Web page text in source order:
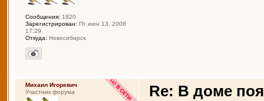
Сообщения: 1820
Зарегистрирован: Пт июн 13, 2008
17:29
Откуда: Новосибирск
Re: В доме
Михаил Игоревич
Участник форума